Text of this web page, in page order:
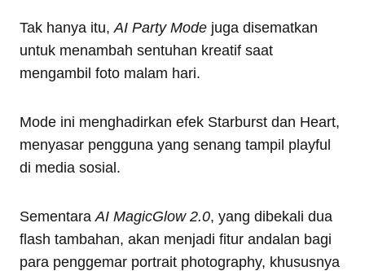
Tak hanya itu, AI Party Mode juga disematkan
untuk menambah sentuhan kreatif saat
mengambil foto malam hari.
Mode ini menghadirkan efek Starburst dan Heart,
menyasar pengguna yang senang tampil playful
di media sosial.
Sementara AI MagicGlow 2.0, yang dibekali dua
flash tambahan, akan menjadi fitur andalan bagi
para penggemar portrait photography, khususnya